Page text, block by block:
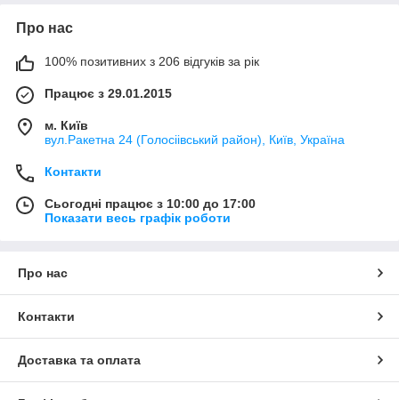
Про нас
100% позитивних з 206 відгуків за рік
Працює з 29.01.2015
м. Київ
вул.Ракетна 24 (Голосіівський район), Київ, Україна
Контакти
Сьогодні працює з 10:00 до 17:00
Показати весь графік роботи
Про нас
Контакти
Доставка та оплата